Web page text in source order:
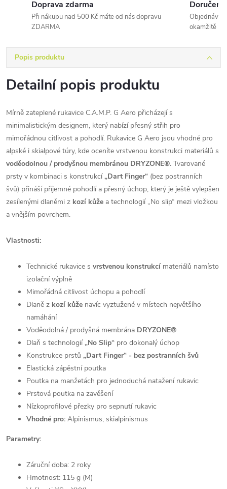
Doprava zdarma
Při nákupu nad 500 Kč máte od nás dopravu
ZDARMA
Doručení
okamžitě
Popis produktu
Detailní popis produktu
Mírně zateplené rukavice C.A.M.P. G Aero přicházejí s
minimalistickým designem, který nabízí přesný střih pro
mimořádnou citlivost a pohodlí. Rukavice G Aero jsou vhodné pro
alpské i skialpové túry, kde oceníte vrstvenou konstrukci materiálů s
voděodolnou / prodyšnou membránou DRYZONE®. Tvarované
prsty v kombinaci s konstrukcí„Dart Finger“ (bez postranních
švů) přináší příjemné pohodlí a přesný úchop, který je ještě vylepšen
zesílenými dlaněmi z kozí kůže a technologií „No slip“ mezi vložkou
a vnějším povrchem.
Vlastnosti:
Technické rukavice s vrstvenou konstrukcí materiálů namísto
izolační výplně
Mimořádná citlivost úchopu a pohodlí
Dlaně z kozí kůže navíc vyztužené v místech největšího
namáhání
Voděodolná / prodyšná membrána DRYZONE®
Dlaň s technologií„No Slip“ pro dokonalý úchop
Konstrukce prstů „Dart Finger“ - bez postranních švů
Elastická zápěstní poutka
Poutka na manžetách pro jednoduchá natažení rukavic
Prstová poutka na zavěšení
Nízkoprofilové přezky pro sepnutí rukavic
Vhodné pro: Alpinismus, skialpinismus
Parametry:
Záruční doba: 2 roky
Hmotnost: 115 g (M)